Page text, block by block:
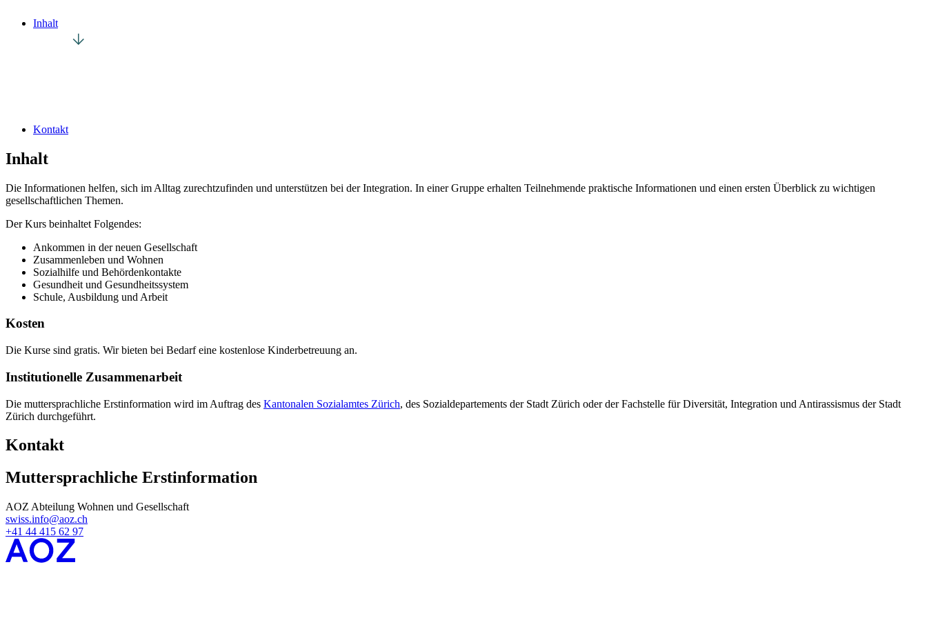
Inhalt
Kontakt
Inhalt
Die Informationen helfen, sich im Alltag zurechtzufinden und unterstützen bei der Integration. In einer Gruppe erhalten Teilnehmende praktische Informationen und einen ersten Überblick zu wichtigen
gesellschaftlichen Themen.
Der Kurs beinhaltet Folgendes:
Ankommen in der neuen Gesellschaft
Zusammenleben und Wohnen
Sozialhilfe und Behördenkontakte
Gesundheit und Gesundheitssystem
Schule, Ausbildung und Arbeit
Kosten
Die Kurse sind gratis. Wir bieten bei Bedarf eine kostenlose Kinderbetreuung an.
Institutionelle Zusammenarbeit
Die muttersprachliche Erstinformation wird im Auftrag des Kantonalen Sozialamtes Zürich, des Sozialdepartements der Stadt Zürich oder der Fachstelle für Diversität, Integration und Antirassismus der Stadt
Zürich durchgeführt.
Kontakt
Muttersprachliche Erstinformation
AOZ Abteilung Wohnen und Gesellschaft
swiss.info@aoz.ch
+41 44 415 62 97